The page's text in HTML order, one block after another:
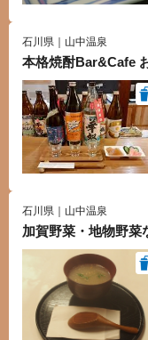
石川県｜山中温泉
本格焼酎Bar&Cafe
石川県｜山中温泉
加賀野菜・地物野菜